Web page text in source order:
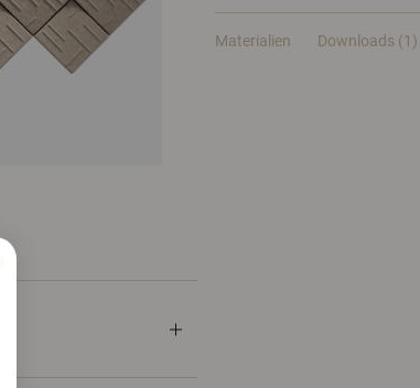
Materialien Downloads (1)